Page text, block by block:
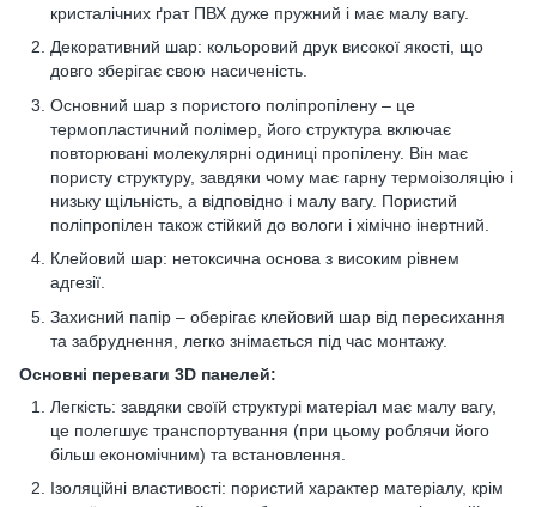
кристалічних ґрат ПВХ дуже пружний і має малу вагу.
Декоративний шар: кольоровий друк високої якості, що
довго зберігає свою насиченість.
Основний шар з пористого поліпропілену – це
термопластичний полімер, його структура включає
повторювані молекулярні одиниці пропілену. Він має
пористу структуру, завдяки чому має гарну термоізоляцію і
низьку щільність, а відповідно і малу вагу. Пористий
поліпропілен також стійкий до вологи і хімічно інертний.
Клейовий шар: нетоксична основа з високим рівнем
адгезії.
Захисний папір – оберігає клейовий шар від пересихання
та забруднення, легко знімається під час монтажу.
Основні переваги 3D панелей:
Легкість: завдяки своїй структурі матеріал має малу вагу,
це полегшує транспортування (при цьому роблячи його
більш економічним) та встановлення.
Ізоляційні властивості: пористий характер матеріалу, крім